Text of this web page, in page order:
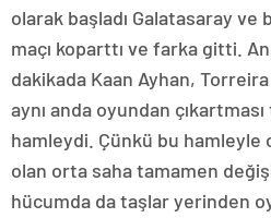
olarak başladı Galatasaray
maçı koparttı ve farka gitti.
dakikada Kaan Ayhan,
aynı anda oyundan
hamleydi. Çünkü bu hamleyle
olan orta saha tamamen
hücumda da taşlar yerinden